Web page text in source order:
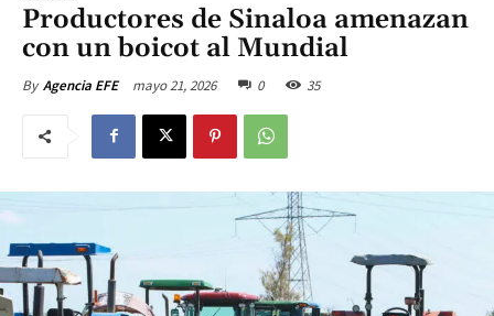
Productores de Sinaloa amenazan
con un boicot al Mundial
By Agencia EFE mayo 21, 2026 0 35